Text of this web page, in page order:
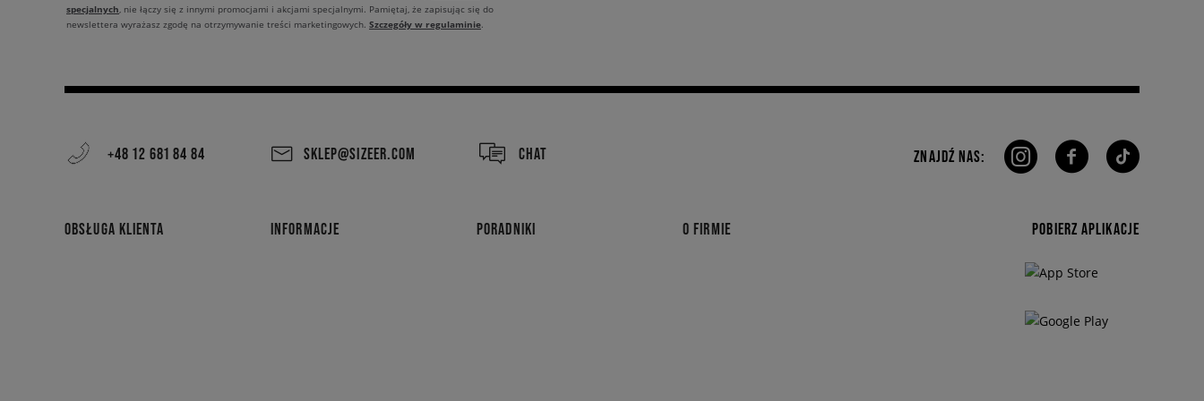
szalikiem.
specjalnych, nie łączy się z innymi promocjami i akcjami specjalnymi. Pamiętaj, że zapisując się do
newslettera wyrażasz zgodę na otrzymywanie treści marketingowych. Szczegóły w regulaminie.
+48 12 681 84 84 SKLEP@SIZEER.COM CHAT
OBSŁUGA KLIENTA INFORMACJE PORADNIKI O FIRMIE
ZNAJDŹ NAS:
POBIERZ APLIKACJE